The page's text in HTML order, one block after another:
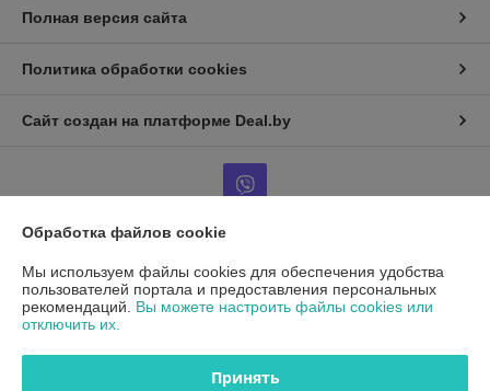
Полная версия сайта
Политика обработки cookies
Сайт создан на платформе Deal.by
Информация для покупателя
Юридическое лицо: ООО"ДетальРемСервис"
220141 г. Минск, ул. Франциска Скорины 54А, офис 401
Обработка файлов cookie
Мы используем файлы cookies для обеспечения удобства
пользователей портала и предоставления персональных
рекомендаций. Вы можете настроить файлы cookies или
отключить их.
Принять